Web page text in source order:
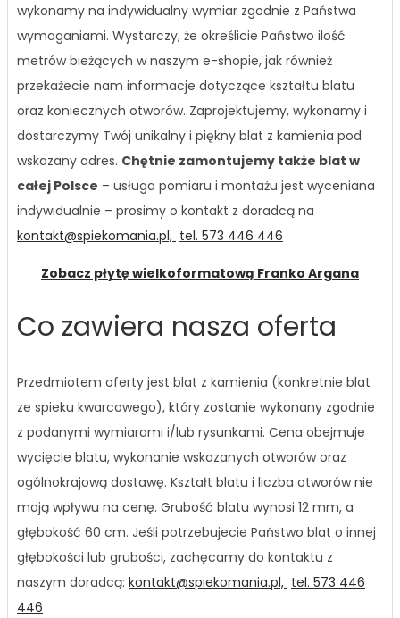
wykonamy na indywidualny wymiar zgodnie z Państwa
wymaganiami. Wystarczy, że określicie Państwo ilość
metrów bieżących w naszym e-shopie, jak również
przekażecie nam informacje dotyczące kształtu blatu
oraz koniecznych otworów. Zaprojektujemy, wykonamy i
dostarczymy Twój unikalny i piękny blat z kamienia pod
wskazany adres. Chętnie zamontujemy także blat w
całej Polsce – usługa pomiaru i montażu jest wyceniana
indywidualnie – prosimy o kontakt z doradcą na
kontakt@spiekomania.pl, tel. 573 446 446
Zobacz płytę wielkoformatową Franko Argana
Co zawiera nasza oferta
Przedmiotem oferty jest blat z kamienia (konkretnie blat
ze spieku kwarcowego), który zostanie wykonany zgodnie
z podanymi wymiarami i/lub rysunkami. Cena obejmuje
wycięcie blatu, wykonanie wskazanych otworów oraz
ogólnokrajową dostawę. Kształt blatu i liczba otworów nie
mają wpływu na cenę. Grubość blatu wynosi 12 mm, a
głębokość 60 cm. Jeśli potrzebujecie Państwo blat o innej
głębokości lub grubości, zachęcamy do kontaktu z
naszym doradcą: kontakt@spiekomania.pl, tel. 573 446
446